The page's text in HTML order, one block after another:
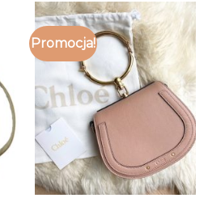
Promocja!